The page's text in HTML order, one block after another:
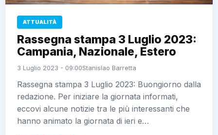
ATTUALITÀ
Rassegna stampa 3 Luglio 2023:
Campania, Nazionale, Estero
3 Luglio 2023 - 09:00Stanislao Barretta
Rassegna stampa 3 Luglio 2023: Buongiorno dalla
redazione. Per iniziare la giornata informati,
eccovi alcune notizie tra le più interessanti che
hanno animato la giornata di ieri e…